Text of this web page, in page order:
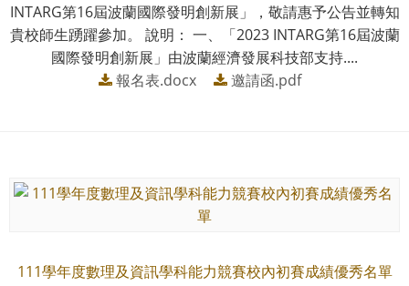
INTARG第16屆波蘭國際發明創新展」，敬請惠予公告並轉知
貴校師生踴躍參加。 說明： 一、「2023 INTARG第16屆波蘭
國際發明創新展」由波蘭經濟發展科技部支持....
報名表.docx
邀請函.pdf
111學年度數理及資訊學科能力競賽校內初賽成績優秀名單